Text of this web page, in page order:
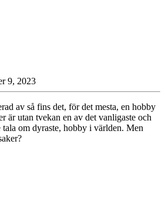
9, 2023
av så fins det, för det mesta, en hobby
är utan tvekan en av det vanligaste och
tala om dyraste, hobby i världen. Men